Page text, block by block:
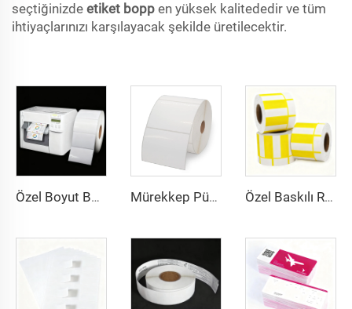
seçtiğinizde etiket bopp en yüksek kalitededir ve tüm
ihtiyaçlarınızı karşılayacak şekilde üretilecektir.
Özel Boyut Boş Sürekli Parlak Mat Sentetik Yapışkanlı Mürekkep Püskürtmeli Etiket Rulosu 102 mm 216 mm Mürekkep Püskürtmeli Sticker Mürekkep Püskürtmeli Baskı BOPP Film Beyaz BOPP Etiketler PP Sticker Sentetik Kağıt Dondurucu Etiket Sticker Özel Baskılı Renkli Barkod Fiyat Termal Etiket Fiyat Etiketi Termal Üst Karton Kağıt Süpermarket İçin